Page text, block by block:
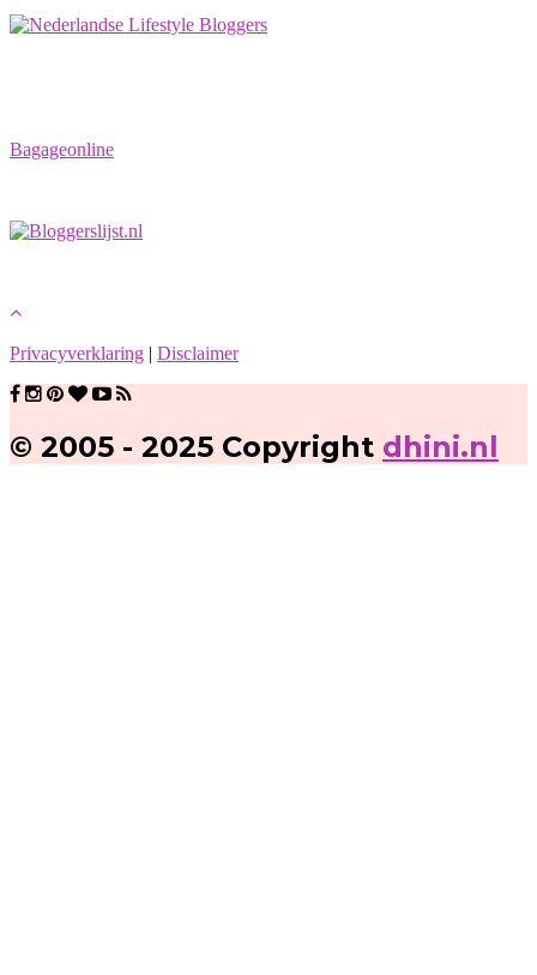
Bagageonline
Privacyverklaring | Disclaimer
© 2005 - 2025 Copyright dhini.nl